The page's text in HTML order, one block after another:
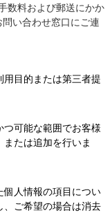
数料および郵送にかか
い合わせ窓口にご連
用目的または第三者提
つ可能な範囲でお客様
たは追加を行いま
個人情報の項目につい
、ご希望の場合は消去